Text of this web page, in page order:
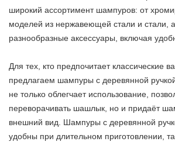
широкий ассортимент шампуров: от
моделей из нержавеющей стали и стали,
разнообразные аксессуары, включая
Для тех, кто предпочитает классические
предлагаем шампуры с деревянной
не только облегчает использование,
переворачивать шашлык, но и придаёт
внешний вид. Шампуры с деревянной
удобны при длительном приготовлении,